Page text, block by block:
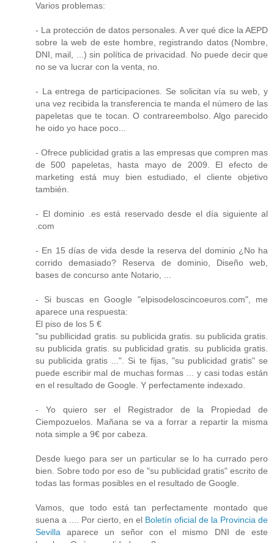
Varios problemas:
- La protección de datos personales. A ver qué dice la AEPD
sobre la web de este hombre, registrando datos (Nombre,
DNI, mail, ...) sin política de privacidad. No puede decir que
no se va lucrar con la venta, no.
- La entrega de participaciones. Se solicitan vía su web, y
una vez recibida la transferencia te manda el número de las
papeletas que te tocan. O contrareembolso. Algo parecido
he oido yo hace poco...
- Ofrece publicidad gratis a las empresas que compren mas
de 500 papeletas, hasta mayo de 2009. El efecto de
marketing está muy bien estudiado, el cliente objetivo
también.
- El dominio .es está reservado desde el día siguiente al
.com
- En 15 días de vida desde la reserva del dominio ¿No ha
corrido demasiado? Reserva de dominio, Diseño web,
bases de concurso ante Notario, ...
- Si buscas en Google "elpisodeloscincoeuros.com", me
aparece una respuesta:
El piso de los 5 €
"su publlicidad gratis. su publicida gratis. su publicida gratis.
su publicida gratis. su publicidad gratis. su publicida gratis.
su publicida gratis ...". Si te fijas, "su publicidad gratis" se
puede escribir mal de muchas formas ... y casi todas están
en el resultado de Google. Y perfectamente indexado.
- Yo quiero ser el Registrador de la Propiedad de
Ciempozuelos. Mañana se va a forrar a repartir la misma
nota simple a 9€ por cabeza.
Desde luego para ser un particular se lo ha currado pero
bien. Sobre todo por eso de "su publicidad gratis" escrito de
todas las formas posibles en el resultado de Google.
Vamos, que todo está tan perfectamente montado que
suena a .... Por cierto, en el Boletín oficial de la Provincia de
Sevillaaparece un señor con el mismo DNI de este